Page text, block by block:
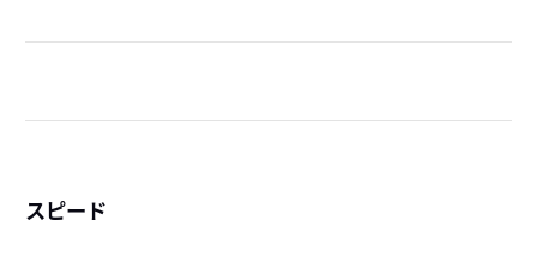
スピード